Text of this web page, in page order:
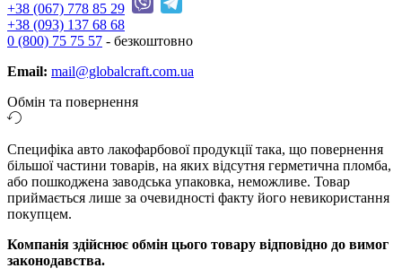
+38 (067) 778 85 29
+38 (093) 137 68 68
0 (800) 75 75 57 - безкоштовно
Email: mail@globalcraft.com.ua
Обмін та повернення
Специфіка авто лакофарбової продукції така, що повернення
більшої частини товарів, на яких відсутня герметична пломба,
або пошкоджена заводська упаковка, неможливе. Товар
приймається лише за очевидності факту його невикористання
покупцем.
Компанія здійснює обмін цього товару відповідно до вимог
законодавства.